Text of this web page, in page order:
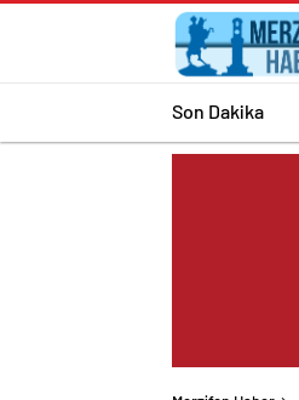
Son Dakika